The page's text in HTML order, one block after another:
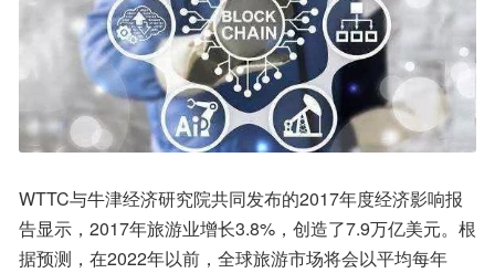
WTTC与牛津经济研究院共同发布的2017年度经济影响报
告显示，2017年旅游业增长3.8%，创造了7.9万亿美元。根
据预测，在2022年以前，全球旅游市场将会以平均每年